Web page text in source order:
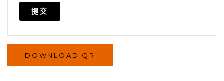
DOWNLOAD QR